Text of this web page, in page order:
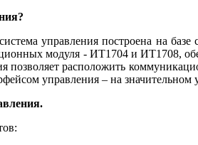
управления построена на
модуля - ИТ1704 и ИТ1708,
позволяет расположить
управления – на значительном